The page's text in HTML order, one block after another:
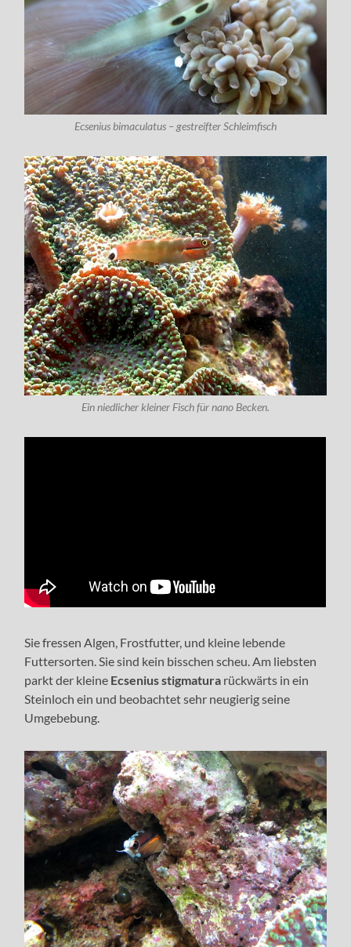
Ecsenius bimaculatus – gestreifter Schleimfisch
Ein niedlicher kleiner Fisch für nano Becken.
Sie fressen Algen, Frostfutter, und kleine lebende
Futtersorten. Sie sind kein bisschen scheu. Am liebsten
parkt der kleine Ecsenius stigmatura rückwärts in ein
Steinloch ein und beobachtet sehr neugierig seine
Umgebebung.